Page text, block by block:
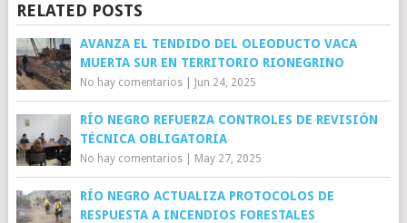
RELATED POSTS
AVANZA EL TENDIDO DEL OLEODUCTO VACA
MUERTA SUR EN TERRITORIO RIONEGRINO
No hay comentarios| Jun 24, 2025
RÍO NEGRO REFUERZA CONTROLES DE REVISIÓN
TÉCNICA OBLIGATORIA
No hay comentarios| May 27, 2025
RÍO NEGRO ACTUALIZA PROTOCOLOS DE
RESPUESTA A INCENDIOS FORESTALES